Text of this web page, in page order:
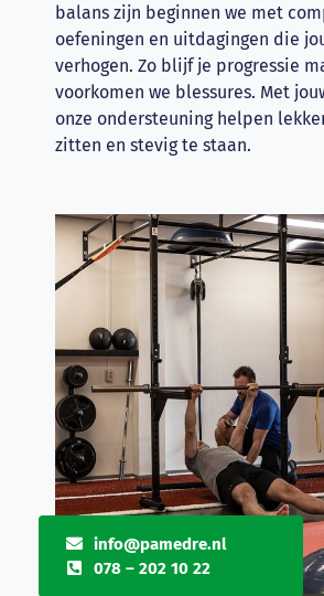
balans zijn beginnen we met
oefeningen en uitdagingen die
verhogen. Zo blijf je progressie
voorkomen we blessures. Met
onze ondersteuning helpen
zitten en stevig te staan.
info@pamedre.nl
078 – 202 10 22